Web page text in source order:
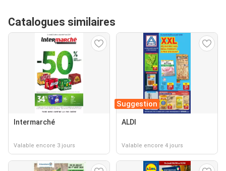
Catalogues similaires
Intermarché
Valable encore 3 jours
Suggestion
ALDI
Valable encore 4 jours